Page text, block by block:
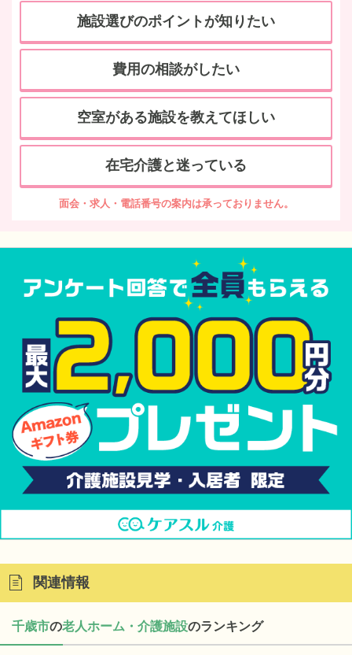
施設選びのポイントが知りたい
費用の相談がしたい
空室がある施設を教えてほしい
在宅介護と迷っている
面会・求人・電話番号の案内は承っておりません。
関連情報
千歳市の老人ホーム・介護施設のランキング